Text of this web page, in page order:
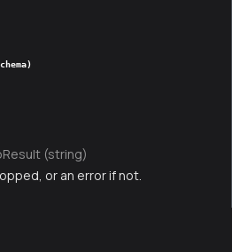
(string)
or an error if not.